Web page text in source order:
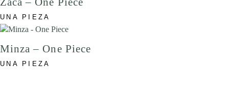
UNA PIEZA
Minza – One Piece
UNA PIEZA